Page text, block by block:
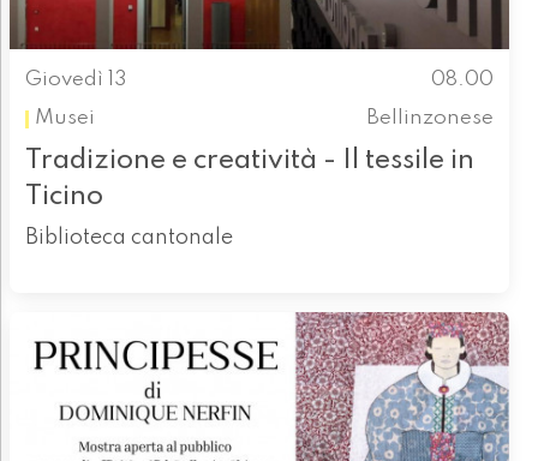
Giovedì 13
08.00
Musei
Bellinzonese
Tradizione e creatività - Il tessile in
Ticino
Biblioteca cantonale